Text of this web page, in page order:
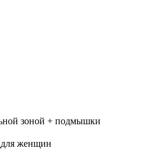
зоной + подмышки
для женщин